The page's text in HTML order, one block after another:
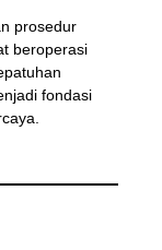
prosedur
beroperasi
fondasi